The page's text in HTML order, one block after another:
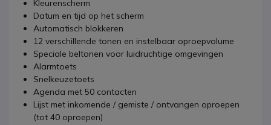
Kleurenscherm
Datum en tijd op het scherm
Automatisch blokkeren
12 verschillende tonen en instelbaar oproepvolume
Speciale beltonen voor luidruchtige omgevingen
Alarmtoets
Snelkeuzetoets
Agenda met 50 contacten
Lijst met inkomende / gemiste / ontvangen oproepen
(tot 40 oproepen)